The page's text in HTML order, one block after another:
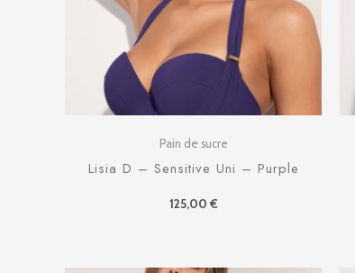
Pain de sucre
Lisia D – Sensitive Uni – Purple
125,00 €